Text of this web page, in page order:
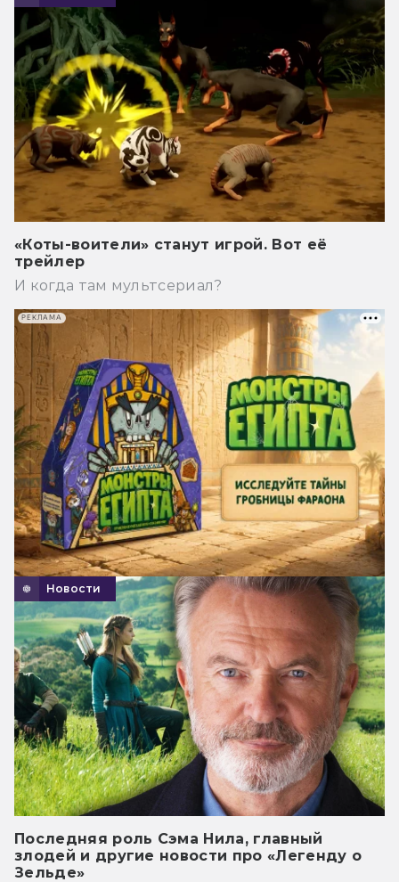
«Коты-воители» станут игрой. Вот её
трейлер
И когда там мультсериал?
Новости
Последняя роль Сэма Нила, главный
злодей и другие новости про «Легенду о
Зельде»
РЕКЛАМА